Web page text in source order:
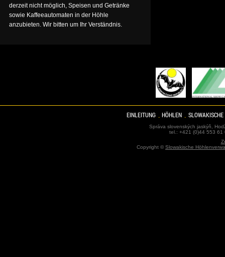
derzeit nicht möglich, Speisen und Getränke
sowie Kaffeeautomaten in der Höhle
anzubieten. Wir bitten um Ihr Verständnis.
EINLEITUNG HÖHLEN
Správa slovenských jaskýň,
tel.: +421 (0)44 553
Copyright ©Slowakische